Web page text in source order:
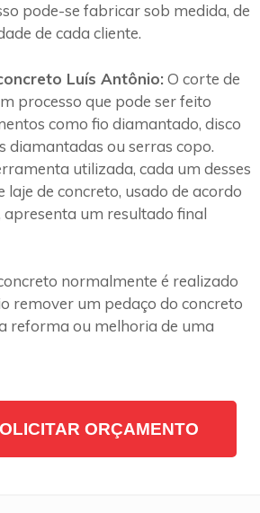
pode-se fabricar sob medida, de
de cada cliente.
Luís Antônio: O corte de
processo que pode ser feito
como fio diamantado, disco
diamantadas ou serras copo.
utilizada, cada um desses
laje de concreto, usado de acordo
apresenta um resultado final
normalmente é realizado
remover um pedaço do concreto
reforma ou melhoria de uma
ORÇAMENTO